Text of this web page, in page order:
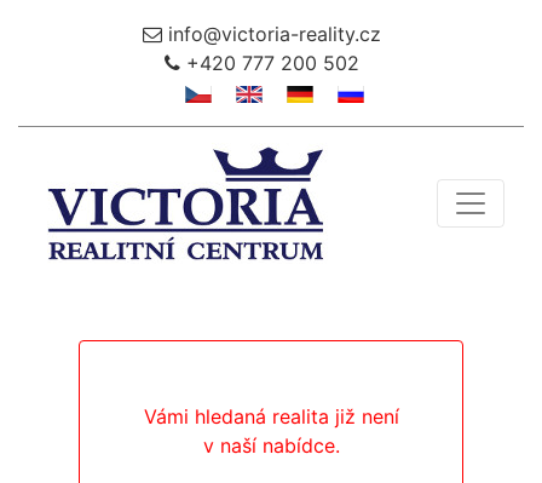
info@victoria-reality.cz
+420 777 200 502
Toggle
Vámi hledaná realita již není
v naší nabídce.